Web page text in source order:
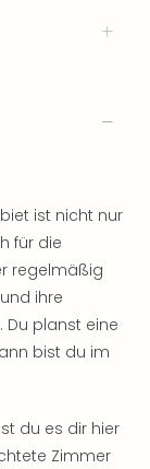
ist nicht nur
für die
regelmäßig
ihre
Du planst eine
bist du im
du es dir hier
Zimmer